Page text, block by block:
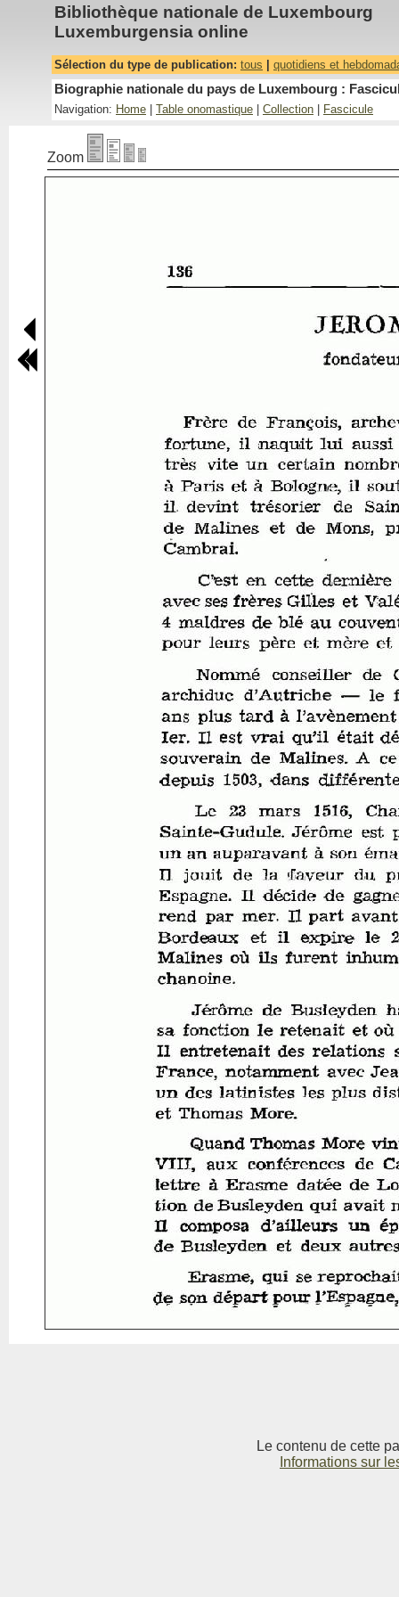
Bibliothèque nationale de Luxembourg
Luxemburgensia online
Sélection du type de publication: tous quotidiens et
Biographie nationale du pays de Luxembourg :
Navigation: Home Table onomastique Collection Fascicule
Zoom
Le contenu de cette
Informations sur